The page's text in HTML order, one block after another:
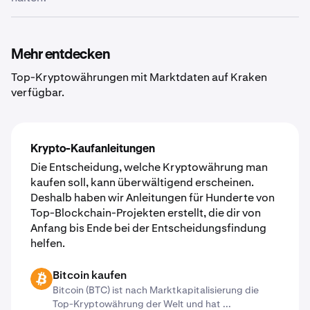
dies unterstützt. Gib einfach die externe Wallet-Adresse
später in deiner Wallet sein.
für dich zugänglich zu halten. Wir glauben zwar nach wie
vor, dass der sicherste Ort für deine Kryptowährung
deine eigene Krypto-Wallet ist, aber wir bemühen uns
ständig darum, so transparent und sicher wie möglich zu
Sicherheitsstandards.
Mehr entdecken
Top-Kryptowährungen mit Marktdaten auf Kraken
verfügbar.
Krypto-Kaufanleitungen
Die Entscheidung, welche Kryptowährung man
kaufen soll, kann überwältigend erscheinen.
Deshalb haben wir Anleitungen für Hunderte von
Top-Blockchain-Projekten erstellt, die dir von
Anfang bis Ende bei der Entscheidungsfindung
helfen.
BTC Bitcoin kaufen
Bitcoin (BTC) ist nach Marktkapitalisierung die
Top-Kryptowährung der Welt und hat ...